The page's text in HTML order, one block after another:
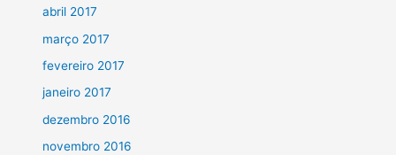
abril 2017
março 2017
fevereiro 2017
janeiro 2017
dezembro 2016
novembro 2016